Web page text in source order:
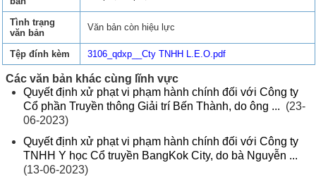
Tình trạng
văn bản
Văn bản còn hiệu lực
Tệp đính kèm 3106_qdxp__Cty TNHH L.E.O.pdf
Các văn bản khác cùng lĩnh vực
Quyết định xử phạt vi phạm hành chính đối với Công ty
Cổ phần Truyền thông Giải trí Bến Thành, do ông ... (23-
06-2023)
Quyết định xử phạt vi phạm hành chính đối với Công ty
TNHH Y học Cổ truyền BangKok City, do bà Nguyễn ...
(13-06-2023)